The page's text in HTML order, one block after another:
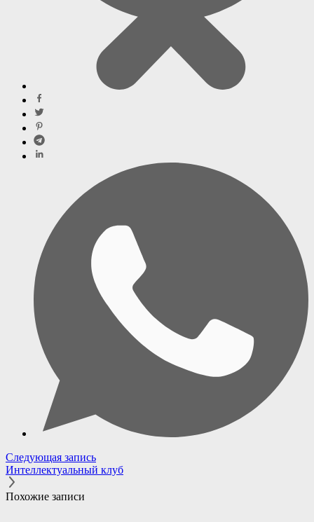
Следующая запись
Интеллектуальный клуб
Похожие записи